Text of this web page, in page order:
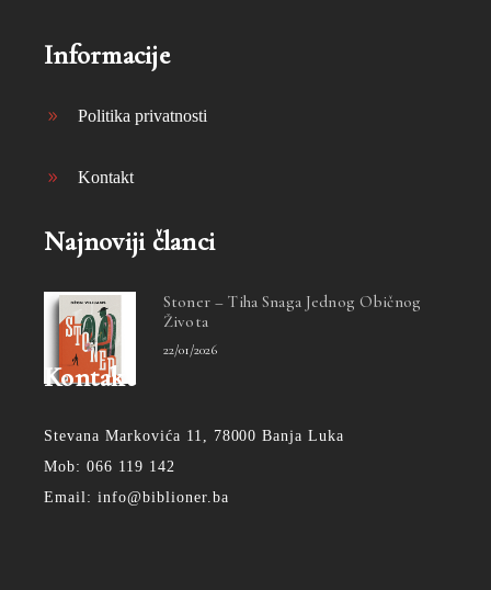
Informacije
Politika privatnosti
Kontakt
Najnoviji članci
Stoner – Tiha Snaga Jednog Običnog
Života
22/01/2026
Kontakt
Stevana Markovića 11, 78000 Banja Luka
Mob: 066 119 142
Email: info@biblioner.ba